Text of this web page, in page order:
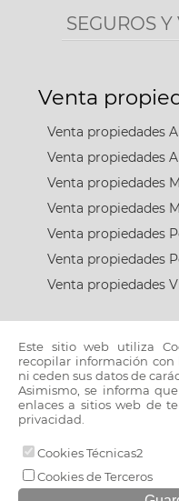
SEGUROS
Venta
Venta propiedades
Venta propiedades
Venta propiedades
Venta propiedades
Venta propiedades
Venta propiedades
Venta propiedades
Alquiler
Alquiler
Alquiler
© 2026
Aviso legal y
Este sitio web utiliza
recopilar información
ni ceden sus datos de
Asimismo, se informa
enlaces a sitios web de
privacidad.
Cookies Técnicas2
Cookies de Terceros